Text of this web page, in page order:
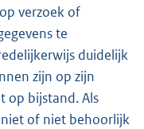
verzoek of
te
duidelijk
zijn op zijn
op bijstand. Als
of niet behoorlijk